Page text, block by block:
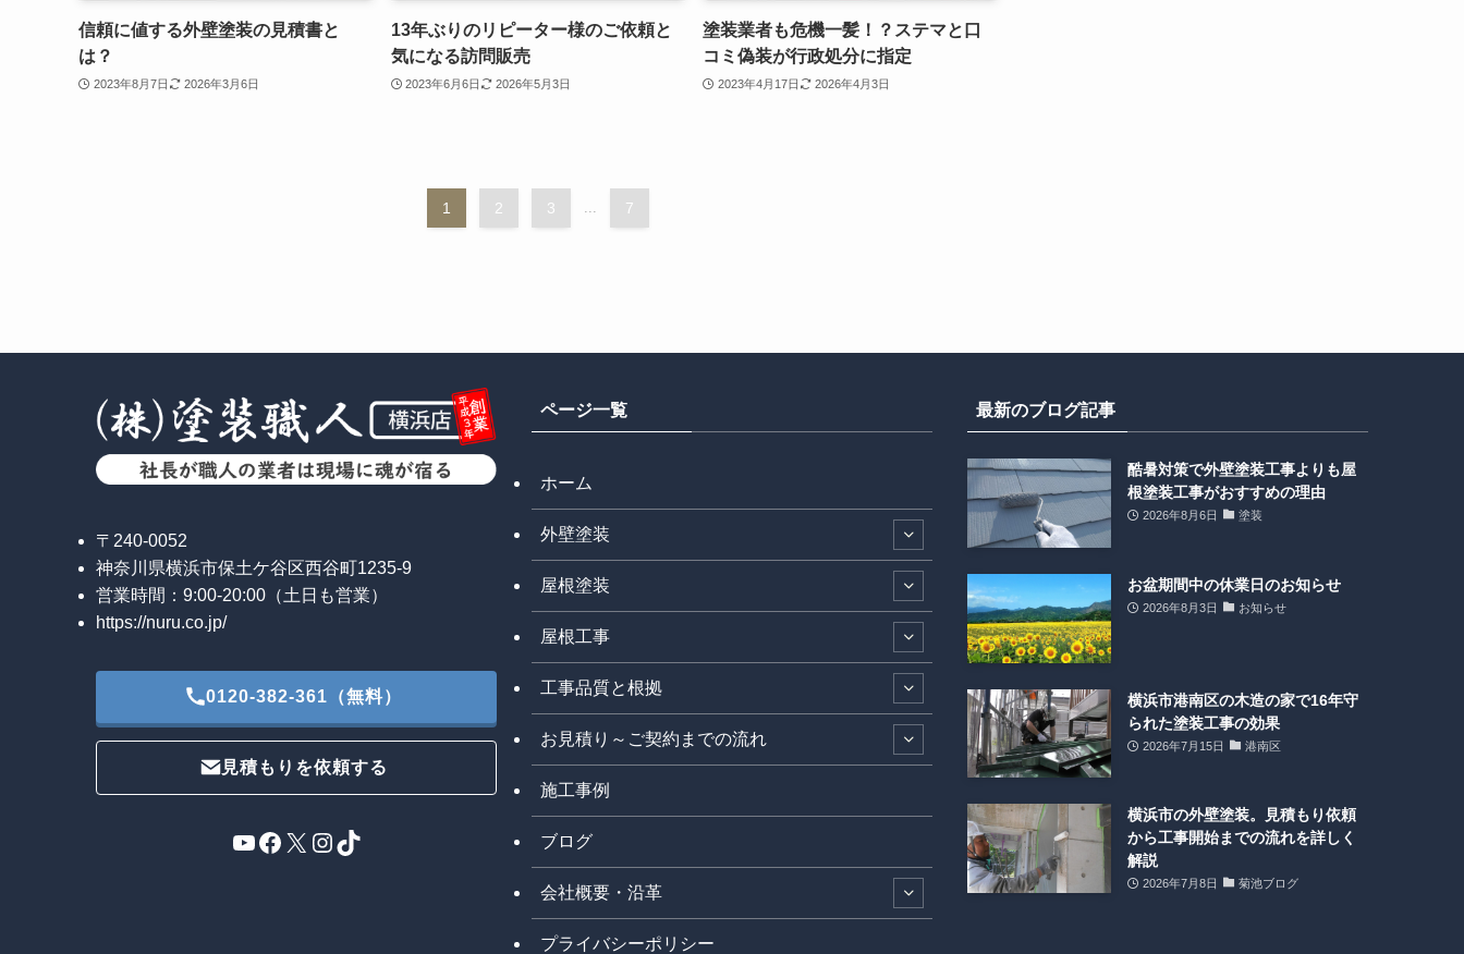
信頼に値する外壁塗装の見積書と
は？
2023年8月7日 2026年3月6日
13年ぶりのリピーター様のご依頼と
気になる訪問販売
2023年6月6日 2026年5月3日
塗装業者も危機一髪！？ステマと口
コミ偽装が行政処分に指定
2023年4月17日 2026年4月3日
1 2 3 7
〒240-0052
神奈川県横浜市保土ケ谷区西谷町1235-9
営業時間：9:00-20:00（土日も営業）
https://nuru.co.jp/
0120-382-361（無料）
見積もりを依頼する
YouTube
Facebook
X Instagram
TikTok
ページ一覧
ホーム
外壁塗装
屋根塗装
屋根工事
工事品質と根拠
お見積り～ご契約までの流れ
施工事例
ブログ
会社概要・沿革
プライバシーポリシー
最新のブログ記事
酷暑対策で外壁塗装工事よりも屋
根塗装工事がおすすめの理由
2026年8月6日 塗装
お盆期間中の休業日のお知らせ
2026年8月3日 お知らせ
横浜市港南区の木造の家で16年守
られた塗装工事の効果
2026年7月15日 港南区
横浜市の外壁塗装。見積もり依頼
から工事開始までの流れを詳しく
解説
2026年7月8日 菊池ブログ